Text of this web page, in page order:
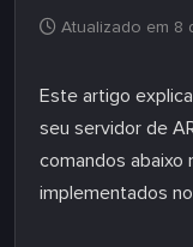
Atualizado em 8
Este artigo
seu servidor de
comandos abaixo
implementados